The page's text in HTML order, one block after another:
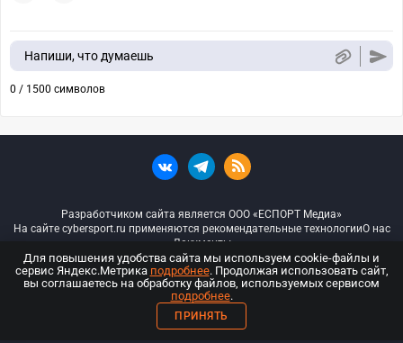
Напиши, что думаешь
0 / 1500 символов
Разработчиком сайта является ООО «ЕСПОРТ Медиа»
На сайте cybersport.ru применяются рекомендательные технологииО нас
Документы
© ООО «Киберспорт.ру» — Все права защищены
18+
ООО «Киберспорт.ру». Свидетельство о регистрации средств массовой
Для повышения удобства сайта мы используем cookie-файлы и
сервис Яндекс.Метрика подробнее. Продолжая использовать сайт,
вы соглашаетесь на обработку файлов, используемых сервисом
подробнее.
ПРИНЯТЬ